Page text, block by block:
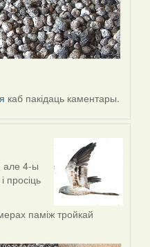
каб пакідаць каментары.
але 4-ы
просіць
паміж тройкай